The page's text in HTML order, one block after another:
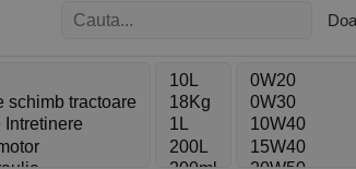
uzurii și coroziunii
interne și îmbunătățirea eficienței motorului
scăzute
OEM și internaționale